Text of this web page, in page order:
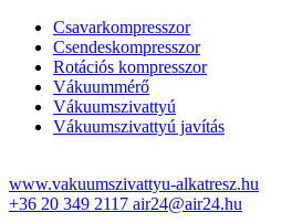
Csavarkompresszor
Csendeskompresszor
Rotációs kompresszor
Vákuummérő
Vákuumszivattyú
Vákuumszivattyú javítás
www.vakuumszivattyu-alkatresz.hu
+36 20 349 2117 air24@air24.hu